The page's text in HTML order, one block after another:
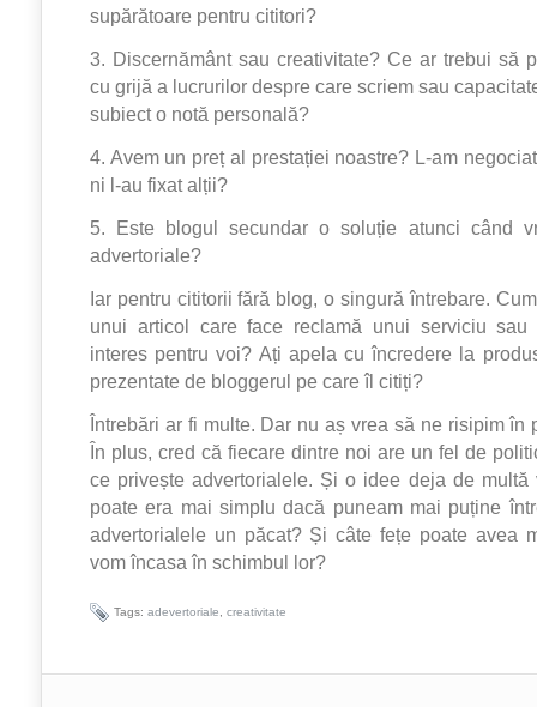
supărătoare pentru cititori?
3. Discernământ sau creativitate? Ce ar trebui să
cu grijă a lucrurilor despre care scriem sau
subiect o notă personală?
4. Avem un preț al prestației noastre? L-am
ni l-au fixat alții?
5. Este blogul secundar o soluție atunci când
advertoriale?
Iar pentru cititorii fără blog, o singură întrebare.
unui articol care face reclamă unui serviciu sau
interes pentru voi? Ați apela cu încredere la
prezentate de bloggerul pe care îl citiți?
Întrebări ar fi multe. Dar nu aș vrea să ne risipim în
În plus, cred că fiecare dintre noi are un fel de
ce privește advertorialele. Și o idee deja de multă
poate era mai simplu dacă puneam mai puține
advertorialele un păcat? Și câte fețe poate avea
vom încasa în schimbul lor?
Tags: adevertoriale creativitate